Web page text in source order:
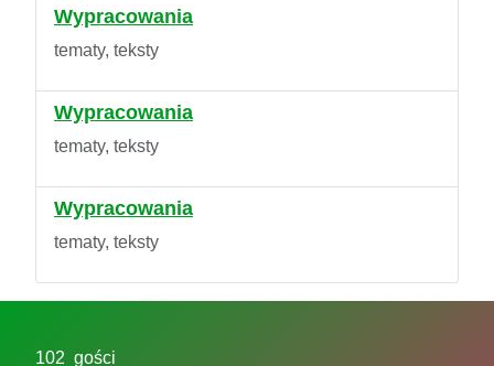
Wypracowania
tematy, teksty
Wypracowania
tematy, teksty
Wypracowania
tematy, teksty
102 gości